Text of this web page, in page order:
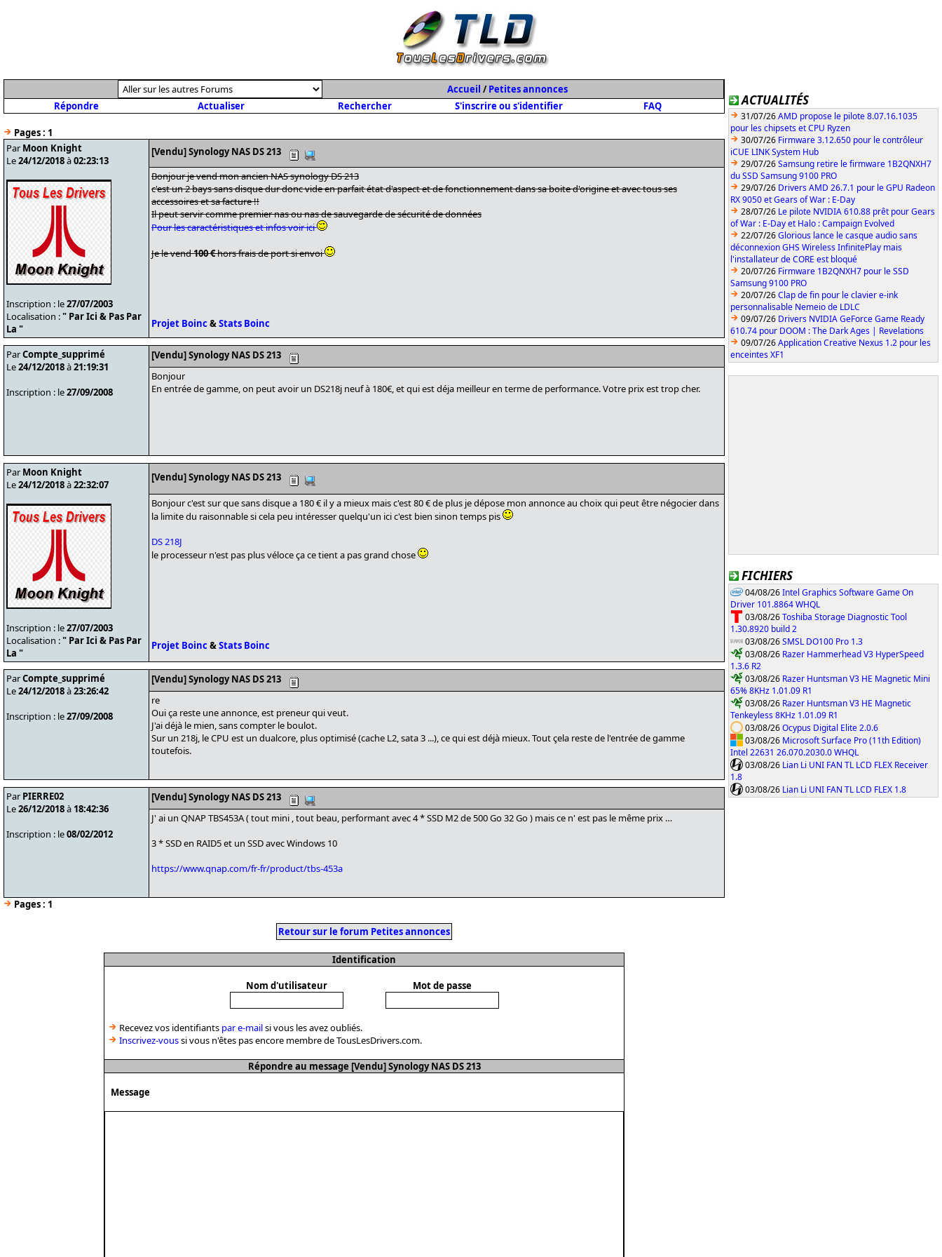
ACTUALITÉS
31/07/26AMD propose le pilote 8.07.16.1035
pour les chipsets et CPU Ryzen
30/07/26 Firmware 3.12.650 pour le contrôleur
iCUE LINK System Hub
29/07/26Samsung retire le firmware 1B2QNXH7
du SSD Samsung 9100 PRO
29/07/26 Drivers AMD 26.7.1 pour le GPU Radeon
RX 9050 et Gears of War : E-Day
28/07/26 Le pilote NVIDIA 610.88 prêt pour Gears
of War : E-Day et Halo : Campaign Evolved
22/07/26Glorious lance le casque audio sans
déconnexion GHS Wireless InfinitePlay mais
l'installateur de CORE est bloqué
20/07/26 Firmware 1B2QNXH7 pour le SSD
Samsung 9100 PRO
20/07/26Clap de fin pour le clavier e-ink
personnalisable Nemeio de LDLC
09/07/26 Drivers NVIDIA GeForce Game Ready
610.74 pour DOOM : The Dark Ages | Revelations
09/07/26Application Creative Nexus 1.2 pour les
enceintes XF1
FICHIERS
04/08/26Intel Graphics Software Game On
Driver 101.8864 WHQL
03/08/26Toshiba Storage Diagnostic Tool
1.30.8920 build 2
03/08/26SMSL DO100 Pro 1.3
03/08/26 Razer Hammerhead V3 HyperSpeed
1.3.6 R2
03/08/26 Razer Huntsman V3 HE Magnetic Mini
65% 8KHz 1.01.09 R1
03/08/26 Razer Huntsman V3 HE Magnetic
Tenkeyless 8KHz 1.01.09 R1
03/08/26Ocypus Digital Elite 2.0.6
03/08/26 Microsoft Surface Pro (11th Edition)
Intel 22631 26.070.2030.0 WHQL
03/08/26 Lian Li UNI FAN TL LCD FLEX Receiver
1.8
03/08/26 Lian Li UNI FAN TL LCD FLEX 1.8
Accueil /Petites annonces
Répondre
Actualiser Rechercher S'inscrire ou s'identifier FAQ
Pages : 1
Par Moon Knight
Le24/12/2018à02:23:13
Inscription : le27/07/2003
Localisation :" Par Ici & Pas Par
La "
[Vendu] Synology NAS DS 213
Bonjour je vend mon ancien NAS synology DS 213
c'est un 2 bays sans disque dur donc vide en parfait état d'aspect et de fonctionnement dans sa boite d'origine et avec tous ses
accessoires et sa facture !!
Il peut servir comme premier nas ou nas de sauvegarde de sécurité de données
Pour les caractéristiques et infos voir ici
Je le vend100 €hors frais de port si envoi
Projet Boinc&Stats Boinc
ParCompte_supprimé
Le24/12/2018à21:19:31
Inscription : le27/09/2008
[Vendu] Synology NAS DS 213
Bonjour
En entrée de gamme, on peut avoir un DS218j neuf à 180€, et qui est déja meilleur en terme de performance. Votre prix est trop cher.
Par Moon Knight
Le24/12/2018à22:32:07
Inscription : le27/07/2003
Localisation :" Par Ici & Pas Par
La "
[Vendu] Synology NAS DS 213
Bonjour c'est sur que sans disque a 180 € il y a mieux mais c'est 80 € de plus je dépose mon annonce au choix qui peut être négocier dans
la limite du raisonnable si cela peu intéresser quelqu'un ici c'est bien sinon temps pis
DS 218J
le processeur n'est pas plus véloce ça ce tient a pas grand chose
Projet Boinc&Stats Boinc
ParCompte_supprimé
Le24/12/2018à23:26:42
Inscription : le27/09/2008
[Vendu] Synology NAS DS 213
re
Oui ça reste une annonce, est preneur qui veut.
J'ai déjà le mien, sans compter le boulot.
Sur un 218j, le CPU est un dualcore, plus optimisé (cache L2, sata 3 ...), ce qui est déjà mieux. Tout çela reste de l'entrée de gamme
toutefois.
Par PIERRE02
Le26/12/2018à 18:42:36
Inscription : le08/02/2012
[Vendu] Synology NAS DS 213
J' ai un QNAP TBS453A ( tout mini , tout beau, performant avec 4 * SSD M2 de 500 Go 32 Go ) mais ce n' est pas le même prix …
3 * SSD en RAID5 et un SSD avec Windows 10
https://www.qnap.com/fr-fr/product/tbs-453a
Pages : 1
Retour sur le forum Petites annonces
Identification
Nom d'utilisateur Mot de passe
Recevez vos identifiants par e-mailsi vous les avez oubliés.
Inscrivez-voussi vous n'êtes pas encore membre de TousLesDrivers.com.
Répondre au message [Vendu] Synology NAS DS 213
Message